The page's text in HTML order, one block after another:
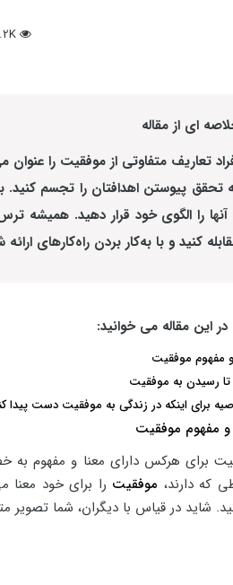
5.2K
ای از مقاله
تعاریف متفاوتی از موفقیت را عنوان
تحقق پیوستن اهدافتان را تجسم
آنها را الگوی خود قرار دهید.
کنید و با به‌کار بردن راه‌کارهای
در این مقاله می خوانید:
مفهوم موفقیت
و مفهوم موفقیت
برای هرکس دارای معنا و مفهوم
که دارند، موفقیت را برای خود
شاید در قیاس با دیگران، شما تصویر